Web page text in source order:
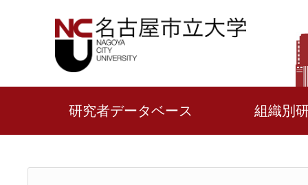
研究者データベース 組織別